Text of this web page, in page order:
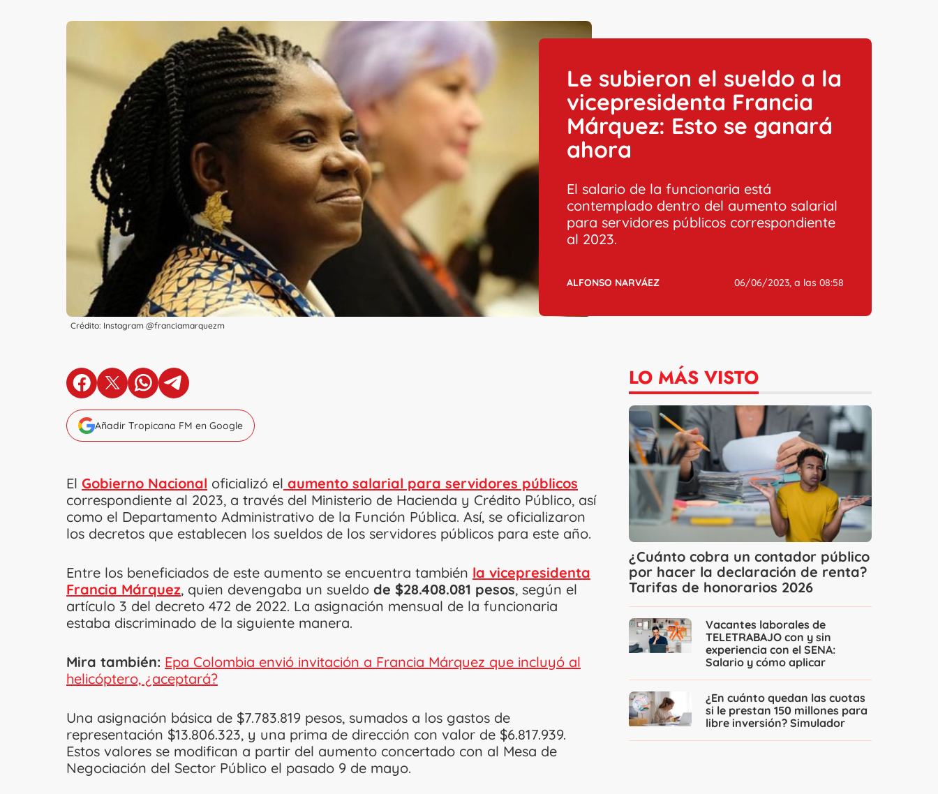
Crédito: Instagram @franciamarquezm
Le subieron el sueldo a la
vicepresidenta Francia
Márquez: Esto se ganará
ahora
El salario de la funcionaria está
contemplado dentro del aumento salarial
para servidores públicos correspondiente
al 2023.
ALFONSO NARVÁEZ 06/06/2023, a las 08:58
en Facebook
en X en Whatsapp
en Telegram
Añadir Tropicana FM en Google
El Gobierno Nacional oficializó el aumento salarial para servidores públicos
correspondiente al 2023, a través del Ministerio de Hacienda y Crédito Público, así
como el Departamento Administrativo de la Función Pública. Así, se oficializaron
los decretos que establecen los sueldos de los servidores públicos para este año.
Entre los beneficiados de este aumento se encuentra también la vicepresidenta
Francia Márquez, quien devengaba un sueldo de $28.408.081 pesos, según el
artículo 3 del decreto 472 de 2022. La asignación mensual de la funcionaria
estaba discriminado de la siguiente manera.
Mira también: Epa Colombia envió invitación a Francia Márquez que incluyó al
helicóptero, ¿aceptará?
Una asignación básica de $7.783.819 pesos, sumados a los gastos de
representación $13.806.323, y una prima de dirección con valor de $6.817.939.
Estos valores se modifican a partir del aumento concertado con al Mesa de
Negociación del Sector Público el pasado 9 de mayo.
LO MÁS VISTO
¿Cuánto cobra un contador público
por hacer la declaración de renta?
Tarifas de honorarios 2026
Vacantes laborales de
TELETRABAJO con y sin
experiencia con el SENA:
Salario y cómo aplicar
¿En cuánto quedan las cuotas
si le prestan 150 millones para
libre inversión? Simulador